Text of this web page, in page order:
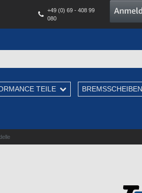
+49 (0) 69 - 408 99
080
TEILE BREMSSCHEIBEN